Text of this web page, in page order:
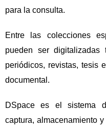
para la consulta.
Entre las colecciones
pueden ser digitalizadas
periódicos, revistas, tesis
documental.
DSpace es el sistema
captura, almacenamiento